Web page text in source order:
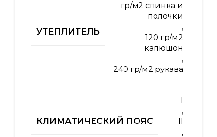
УТЕПЛИТЕЛЬ
гр/м2 спинка и
полочки
,
120 гр/м2
капюшон
,
240 гр/м2 рукава
КЛИМАТИЧЕСКИЙ ПОЯС
I
,
II
,